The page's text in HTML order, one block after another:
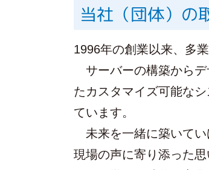
当社（団体）の
1996年の創業以来、多
サーバーの構築からデ
たカスタマイズ可能な
ています。
未来を一緒に築いてい
現場の声に寄り添った